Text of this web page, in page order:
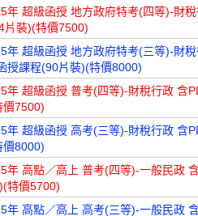
年 超級函授 地方政府特考(四等)-財
片裝)(特價7500)
年 超級函授 地方政府特考(三等)-財
授課程(90片裝)(特價8000)
年 超級函授 普考(四等)-財稅行政 含
價7500)
年 超級函授 高考(三等)-財稅行政 含
價8000)
年 高點／高上 普考(四等)-一般民政
特價5700)
年 高點／高上 高考(三等)-一般民政